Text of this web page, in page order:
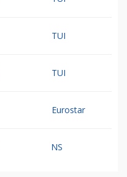
TUI
TUI
Eurostar
NS